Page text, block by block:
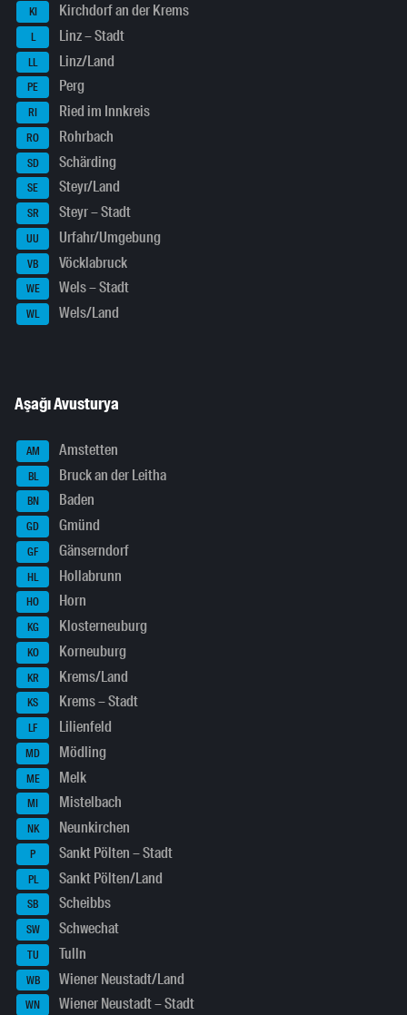
KI Kirchdorf an der Krems
L Linz – Stadt
LL Linz/Land
PE Perg
RI Ried im Innkreis
RO Rohrbach
SD Schärding
SE Steyr/Land
SR Steyr – Stadt
UU Urfahr/Umgebung
VB Vöcklabruck
WE Wels – Stadt
WL Wels/Land
Aşağı Avusturya
AM Amstetten
BL Bruck an der Leitha
BN Baden
GD Gmünd
GF Gänserndorf
HL Hollabrunn
HO Horn
KG Klosterneuburg
KO Korneuburg
KR Krems/Land
KS Krems – Stadt
LF Lilienfeld
MD Mödling
ME Melk
MI Mistelbach
NK Neunkirchen
P Sankt Pölten – Stadt
PL Sankt Pölten/Land
SB Scheibbs
SW Schwechat
TU Tulln
WB Wiener Neustadt/Land
WN Wiener Neustadt – Stadt